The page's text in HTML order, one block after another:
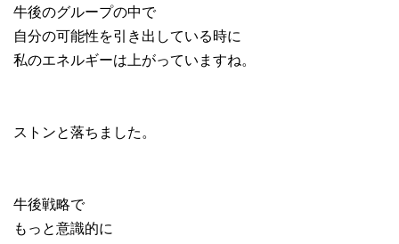
牛後のグループの中で
自分の可能性を引き出している時に
私のエネルギーは上がっていますね。
ストンと落ちました。
牛後戦略で
もっと意識的に